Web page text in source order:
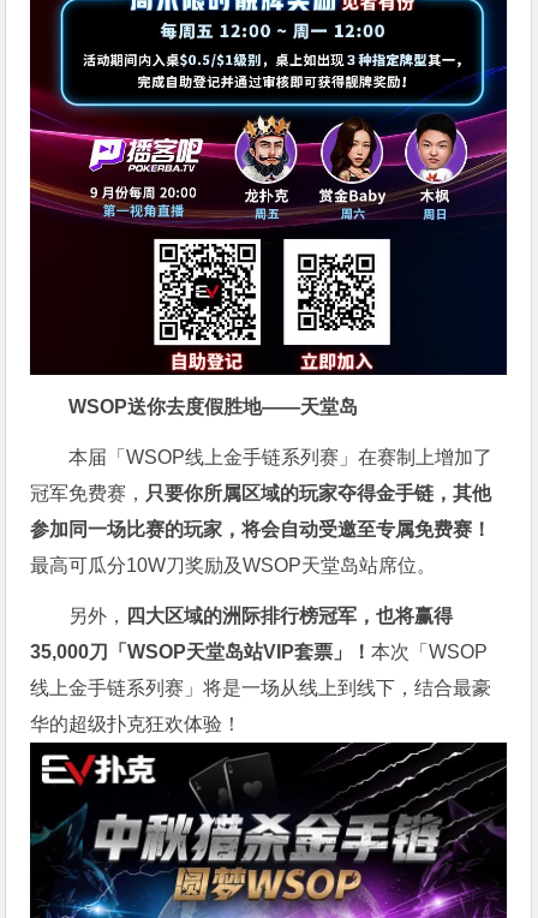
WSOP送你去度假胜地——天堂岛
本届「WSOP线上金手链系列赛」在赛制上增加了
冠军免费赛， 只要你所属区域的玩家夺得金手链，其他
参加同一场比赛的玩家，将会自动受邀至专属免费赛！
最高可瓜分10W刀奖励及WSOP天堂岛站席位。
另外， 四大区域的洲际排行榜冠军，也将赢得
35,000刀「WSOP天堂岛站VIP套票」！本次「WSOP
线上金手链系列赛」将是一场从线上到线下，结合最豪
华的超级扑克狂欢体验！